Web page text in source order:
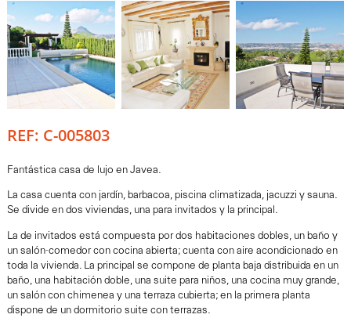
REF: C-005803
Fantástica casa de lujo en Javea.
La casa cuenta con jardín, barbacoa, piscina climatizada, jacuzzi y sauna.
Se divide en dos viviendas, una para invitados y la principal.
La de invitados está compuesta por dos habitaciones dobles, un baño y
un salón-comedor con cocina abierta; cuenta con aire acondicionado en
toda la vivienda. La principal se compone de planta baja distribuida en un
baño, una habitación doble, una suite para niños, una cocina muy grande,
un salón con chimenea y una terraza cubierta; en la primera planta
dispone de un dormitorio suite con terrazas.